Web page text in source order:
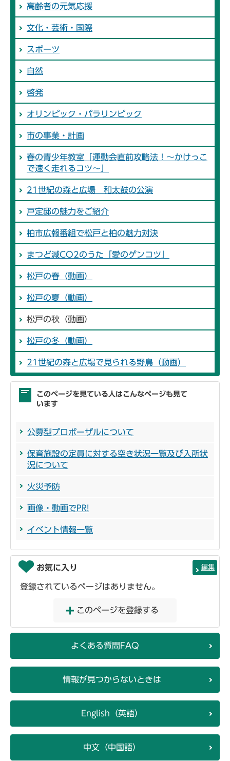
高齢者の元気応援
文化・芸術・国際
スポーツ
自然
啓発
オリンピック・パラリンピック
市の事業・計画
春の青少年教室「運動会直前攻略法！～かけっこ
で速く走れるコツ～」
21世紀の森と広場 和太鼓の公演
戸定邸の魅力をご紹介
柏市広報番組で松戸と柏の魅力対決
まつど減CO2のうた「愛のゲンコツ」
松戸の春（動画）
松戸の夏（動画）
松戸の秋（動画）
松戸の冬（動画）
21世紀の森と広場で見られる野鳥（動画）
このページを見ている人はこんなページも見て
います
公募型プロポーザルについて
保育施設の定員に対する空き状況一覧及び入所状
況について
火災予防
画像・動画でPR!
イベント情報一覧
お気に入り 編集
登録されているページはありません。
このページを登録する
よくある質問FAQ
情報が見つからないときは
English（英語）
中文（中国語）